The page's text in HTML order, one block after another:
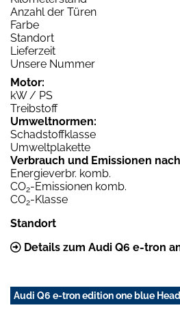
Anzahl der Türen
Farbe
Standort
Lieferzeit
Unsere Nummer
Motor:
kW / PS
Treibstoff
Umweltnormen:
Schadstoffklasse
Umweltplakette
Verbrauch und Emissionen nach
Energieverbr. komb.
CO2-Emissionen komb.
CO2-Klasse
Standort
Details zum Audi Q6 e-tron
Audi Q6 e-tron edition one blue